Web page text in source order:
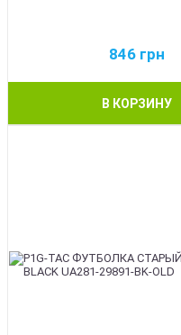
846 грн
В КОРЗИНУ